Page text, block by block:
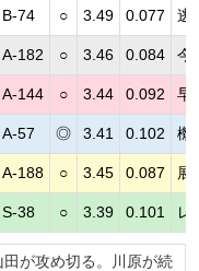
B-74 ○ 3.49 0.077 逃
A-182 ○ 3.46 0.084 今
A-144 ○ 3.44 0.092 早
A-57 ◎ 3.41 0.102 機
A-188 ○ 3.45 0.087 展
S-38 ○ 3.39 0.101 レ
が攻め切る。川原が続